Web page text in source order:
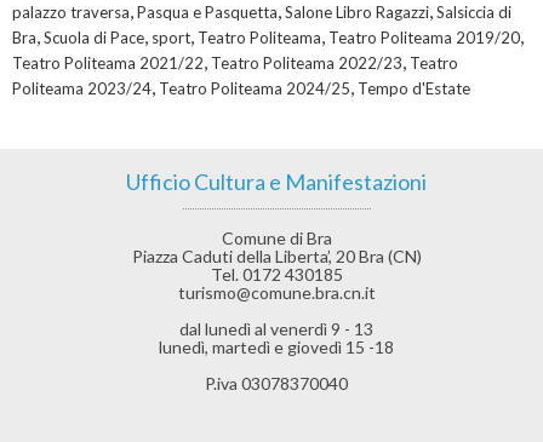
palazzo traversa Pasqua e Pasquetta Salone Libro Ragazzi Salsiccia di
Bra Scuola di Pace sport Teatro Politeama Teatro Politeama 2019/20
Teatro Politeama 2021/22 Teatro Politeama 2022/23 Teatro
Politeama 2023/24 Teatro Politeama 2024/25 Tempo d'Estate
Ufficio Cultura e Manifestazioni
Comune di Bra
Piazza Caduti della Liberta’, 20 Bra (CN)
Tel. 0172 430185
turismo@comune.bra.cn.it
dal lunedì al venerdì 9 - 13
lunedì, martedì e giovedì 15 -18
P.iva 03078370040